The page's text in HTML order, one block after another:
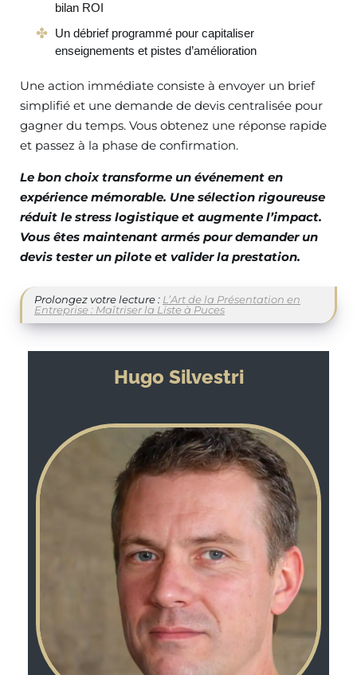
bilan ROI
Un débrief programmé pour capitaliser
enseignements et pistes d’amélioration
Une action immédiate consiste à envoyer un brief
simplifié et une demande de devis centralisée pour
gagner du temps. Vous obtenez une réponse rapide
et passez à la phase de confirmation.
Le bon choix transforme un événement en
expérience mémorable. Une sélection rigoureuse
réduit le stress logistique et augmente l’impact.
Vous êtes maintenant armés pour demander un
devis tester un pilote et valider la prestation.
Prolongez votre lecture : L’Art de la Présentation en
Entreprise : Maîtriser la Liste à Puces
Hugo Silvestri